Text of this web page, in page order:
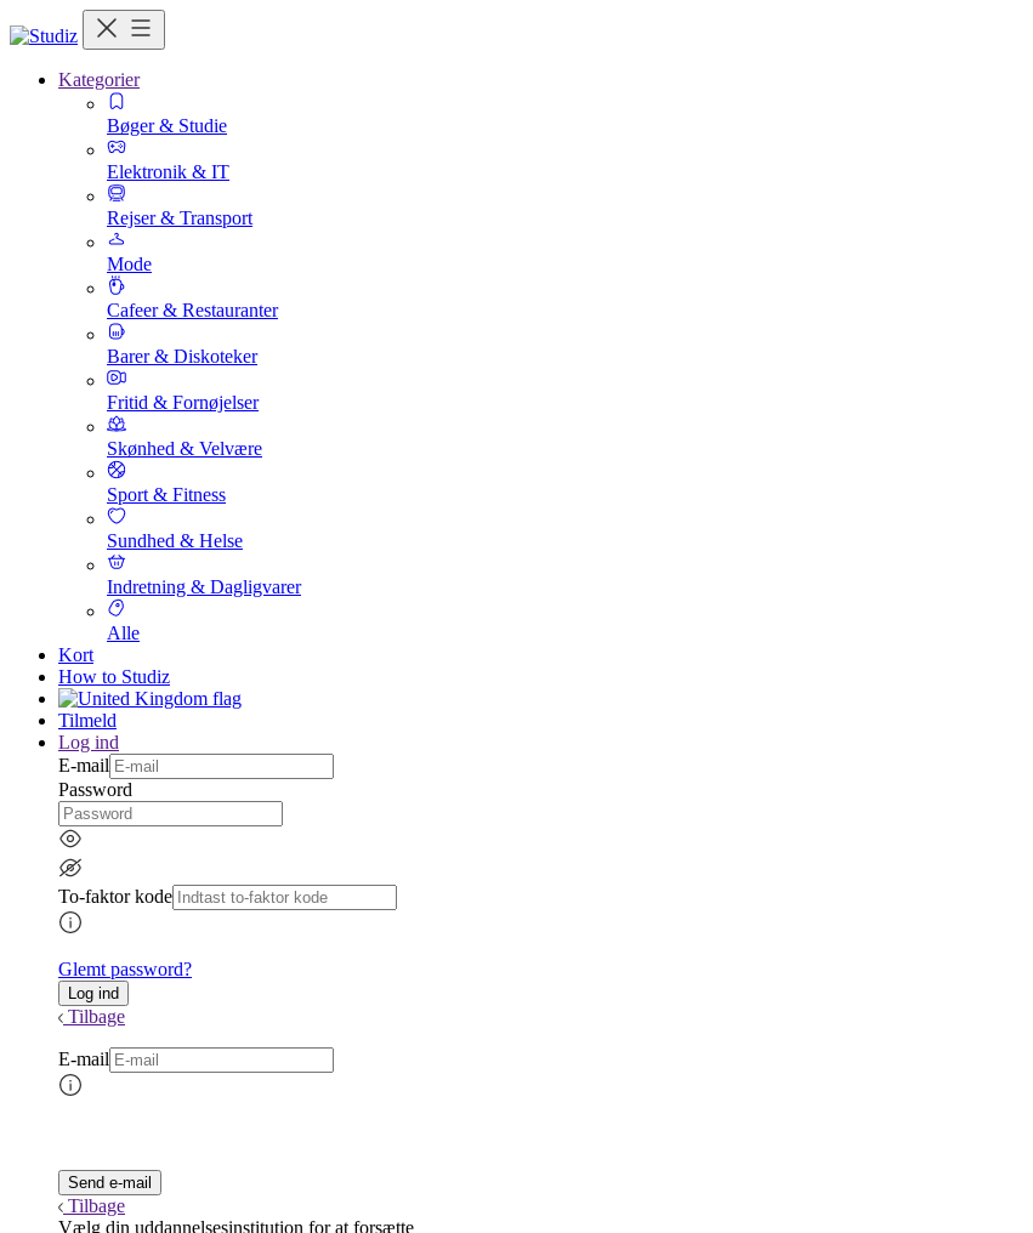
Kategorier
Bøger & Studie
Elektronik & IT
Rejser & Transport
Mode
Cafeer & Restauranter
Barer & Diskoteker
Fritid & Fornøjelser
Skønhed & Velvære
Sport & Fitness
Sundhed & Helse
Indretning & Dagligvarer
Alle
Kort
How to Studiz
Tilmeld
Log ind
E-mail
Password
To-faktor kode
Glemt password?
Tilbage
E-mail
Tilbage
Vælg din uddannelsesinstitution for at forsætte